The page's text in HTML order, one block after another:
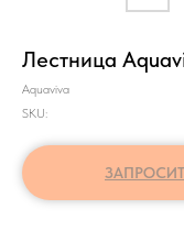
Лестница
Aquaviva
SKU: